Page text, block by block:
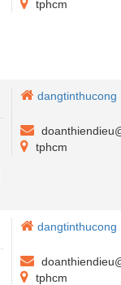
tphcm
dangtinthucong
tphcm
dangtinthucong
tphcm